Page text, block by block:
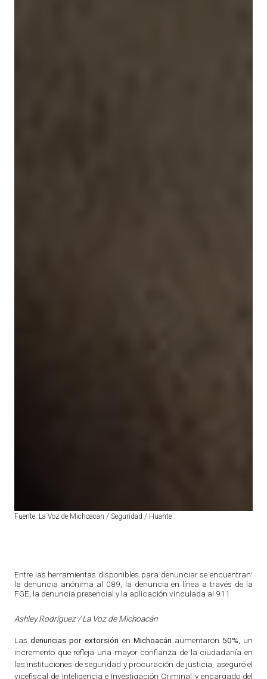
Fuente: La Voz de Michoacan / Seguridad / Huante
Entre las herramientas disponibles para denunciar se encuentran:
la denuncia anónima al 089, la denuncia en línea a través de la
FGE, la denuncia presencial y la aplicación vinculada al 911
Ashley Rodríguez / La Voz de Michoacán
Lasdenuncias por extorsión en Michoacán aumentaron 50% , un
incremento que refleja una mayor confianza de la ciudadanía en
las instituciones de seguridad y procuración de justicia, aseguró el
vicefiscal de Inteligencia e Investigación Criminal y encargado del